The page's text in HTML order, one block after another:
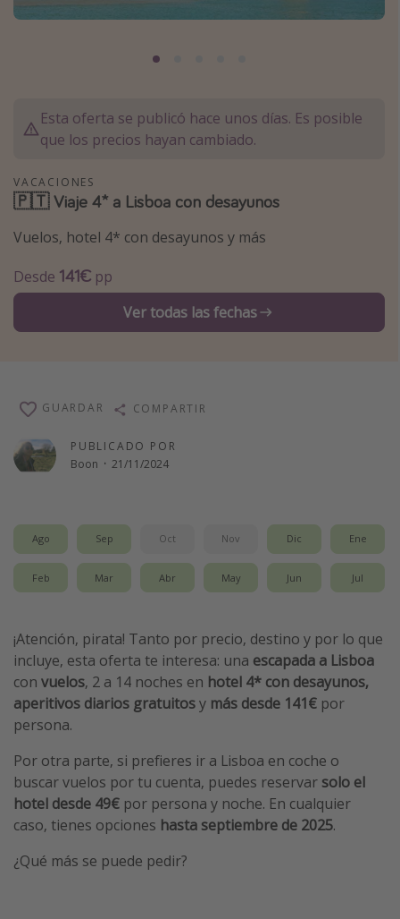
Marruecos
Tailandia
Maldivas
Glamping
Viajar sola como mujer
Viajes para singles
Más temas
Trabajar en el extranjero
Cruceros por el Mediterráneo
Guía de equipaje de mano
Parques de atracciones
Viaja con musicales
El Rey León el musical
Harry Potter en Londres y otros destinos
Eventos deportivos
Esta oferta se publicó hace unos días. Es posible
que los precios hayan cambiado.
VACACIONES
🇵🇹 Viaje 4* a Lisboa con desayunos
Vuelos, hotel 4* con desayunos y más
Desde 141€ pp
Ver todas las fechas
PUBLICADO POR
Boon · 21/11/2024
GUARDAR COMPARTIR
Ago Sep Oct Nov Dic Ene
Feb Mar Abr May Jun Jul
¡Atención, pirata! Tanto por precio, destino y por lo que
incluye, esta oferta te interesa: una escapada a Lisboa
con vuelos, 2 a 14 noches en hotel 4* con desayunos,
aperitivos diarios gratuitosy más desde 141€ por
persona.
Por otra parte, si prefieres ir a Lisboa en coche o
buscar vuelos por tu cuenta, puedes reservar solo el
hotel desde 49€ por persona y noche. En cualquier
caso, tienes opciones hasta septiembre de 2025.
¿Qué más se puede pedir?